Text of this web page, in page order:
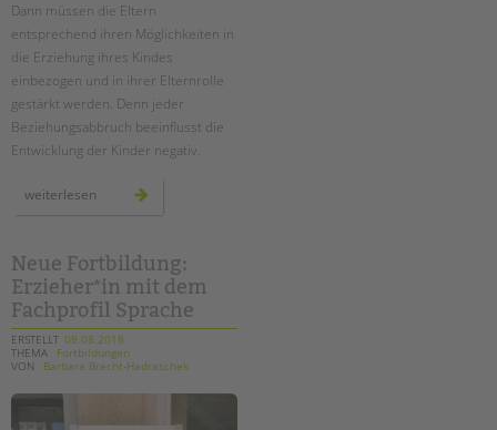
BETREUTES WOHNEN
TANDEM BTL AKADEMIE
Zertfikatskurse
Seminarkalender
PROFIL | LEITBILD
Bereiche im Überblick
Kinder- und Jugendschutz
Unsere Videos
Dann müssen die Eltern
entsprechend ihren Möglichkeiten in
die Erziehung ihres Kindes
einbezogen und in ihrer Elternrolle
gestärkt werden. Denn jeder
Beziehungsabbruch beeinflusst die
Entwicklung der Kinder negativ.
weiterlesen
bleiben
räumlicher
trennung
Neue Fortbildung:
Erzieher*in mit dem
Fachprofil Sprache
ERSTELLT 09.08.2018
THEMA
Fortbildungen
VON
Barbara Brecht-Hadraschek